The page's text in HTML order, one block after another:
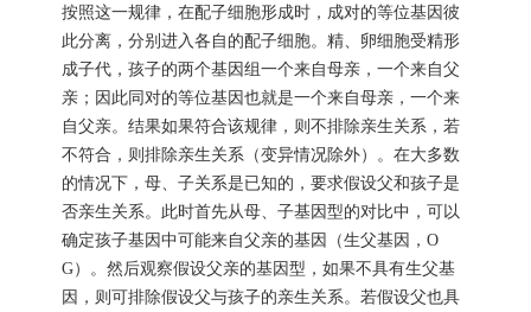
按照这一规律，在配子细胞形成时，成对的等位基因彼
此分离，分别进入各自的配子细胞。精、卵细胞受精形
成子代，孩子的两个基因组一个来自母亲，一个来自父
亲；因此同对的等位基因也就是一个来自母亲，一个来
自父亲。结果如果符合该规律，则不排除亲生关系，若
不符合，则排除亲生关系（变异情况除外）。在大多数
的情况下，母、子关系是已知的，要求假设父和孩子是
否亲生关系。此时首先从母、子基因型的对比中，可以
确定孩子基因中可能来自父亲的基因（生父基因，O
G）。然后观察假设父亲的基因型，如果不具有生父基
因，则可排除假设父与孩子的亲生关系。若假设父也具